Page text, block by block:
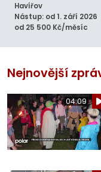
Havířov
Nástup: od 1. září 2026
od 25 500 Kč/měsíc
Nejnovější
04:09